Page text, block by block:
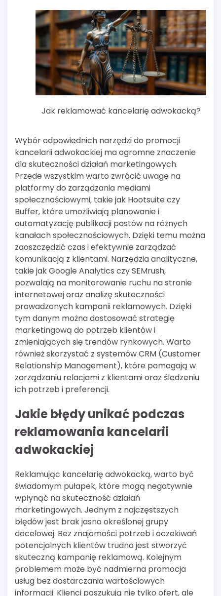
Jak reklamować kancelarię adwokacką?
Wybór odpowiednich narzędzi do promocji
kancelarii adwokackiej ma ogromne znaczenie
dla skuteczności działań marketingowych.
Przede wszystkim warto zwrócić uwagę na
platformy do zarządzania mediami
społecznościowymi, takie jak Hootsuite czy
Buffer, które umożliwiają planowanie i
automatyzację publikacji postów na różnych
kanałach społecznościowych. Dzięki temu można
zaoszczędzić czas i efektywnie zarządzać
komunikacją z klientami. Narzędzia analityczne,
takie jak Google Analytics czy SEMrush,
pozwalają na monitorowanie ruchu na stronie
internetowej oraz analizę skuteczności
prowadzonych kampanii reklamowych. Dzięki
tym danym można dostosować strategię
marketingową do potrzeb klientów i
zmieniających się trendów rynkowych. Warto
również skorzystać z systemów CRM (Customer
Relationship Management), które pomagają w
zarządzaniu relacjami z klientami oraz śledzeniu
ich potrzeb i preferencji.
Jakie błędy unikać podczas
reklamowania kancelarii
adwokackiej
Reklamując kancelarię adwokacką, warto być
świadomym pułapek, które mogą negatywnie
wpłynąć na skuteczność działań
marketingowych. Jednym z najczęstszych
błędów jest brak jasno określonej grupy
docelowej. Bez znajomości potrzeb i oczekiwań
potencjalnych klientów trudno jest stworzyć
skuteczną kampanię reklamową. Kolejnym
problemem może być nadmierna promocja
usług bez dostarczania wartościowych
informacji. Klienci poszukują nie tylko ofert, ale